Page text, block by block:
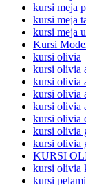
kursi meja
kursi meja
kursi meja
Kursi
kursi olivia
kursi olivia
kursi olivia
kursi olivia
kursi olivia
kursi olivia
kursi olivia
kursi olivia
KURSI
kursi olivia
kursi